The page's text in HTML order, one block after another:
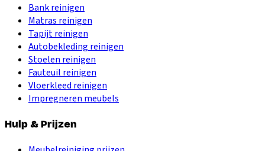
Bank reinigen
Matras reinigen
Tapijt reinigen
Autobekleding reinigen
Stoelen reinigen
Fauteuil reinigen
Vloerkleed reinigen
Impregneren meubels
Hulp & Prijzen